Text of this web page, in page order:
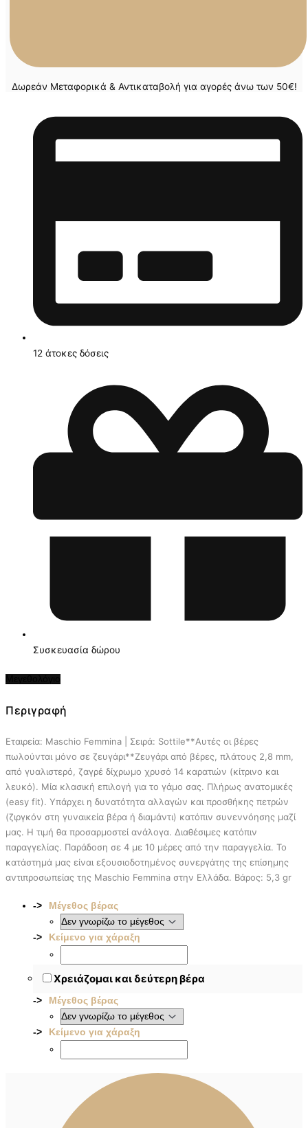
Δωρεάν Μεταφορικά & Αντικαταβολή για αγορές άνω των 50€!
12 άτοκες δόσεις
Συσκευασία δώρου
Περιγραφή
Εταιρεία: Maschio Femmina | Σειρά: Sottile**Αυτές οι βέρες
πωλούνται μόνο σε ζευγάρι**Ζευγάρι από βέρες, πλάτους 2,8 mm,
από γυαλιστερό, ζαγρέ δίχρωμο χρυσό 14 καρατιών (κίτρινο και
λευκό). Μία κλασική επιλογή για το γάμο σας. Πλήρως ανατομικές
(easy fit). Υπάρχει η δυνατότητα αλλαγών και προσθήκης πετρών
(ζιργκόν στη γυναικεία βέρα ή διαμάντι) κατόπιν συνεννόησης μαζί
μας. Η τιμή θα προσαρμοστεί ανάλογα. Διαθέσιμες κατόπιν
παραγγελίας. Παράδοση σε 4 με 10 μέρες από την παραγγελία. To
κατάστημά μας είναι εξουσιοδοτημένος συνεργάτης της επίσημης
αντιπροσωπείας της Maschio Femmina στην Ελλάδα. Βάρος: 5,3 gr
Μέγεθος βέρας
Κείμενο για χάραξη
Χρειάζομαι και δεύτερη βέρα
Μέγεθος βέρας
Κείμενο για χάραξη